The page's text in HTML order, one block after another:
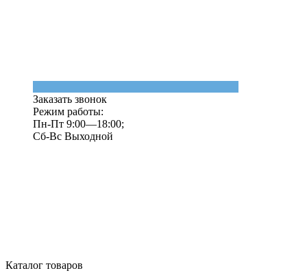
Заказать звонок
Режим работы:
Пн-Пт 9:00—18:00;
Сб-Вс Выходной
Каталог товаров